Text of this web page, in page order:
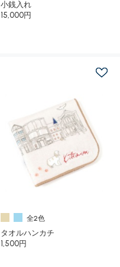
小銭入れ
15,000円
全2色
タオルハンカチ
1,500円